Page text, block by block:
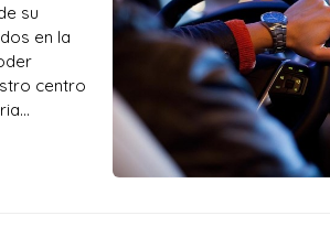
su
en la
centro